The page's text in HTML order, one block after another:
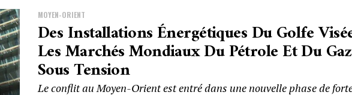
MOYEN-ORIENT
Des Installations Énergétiques Du Golfe
Les Marchés Mondiaux Du Pétrole Et Du Gaz
Sous Tension
Le conflit au Moyen-Orient est entré dans une nouvelle phase de